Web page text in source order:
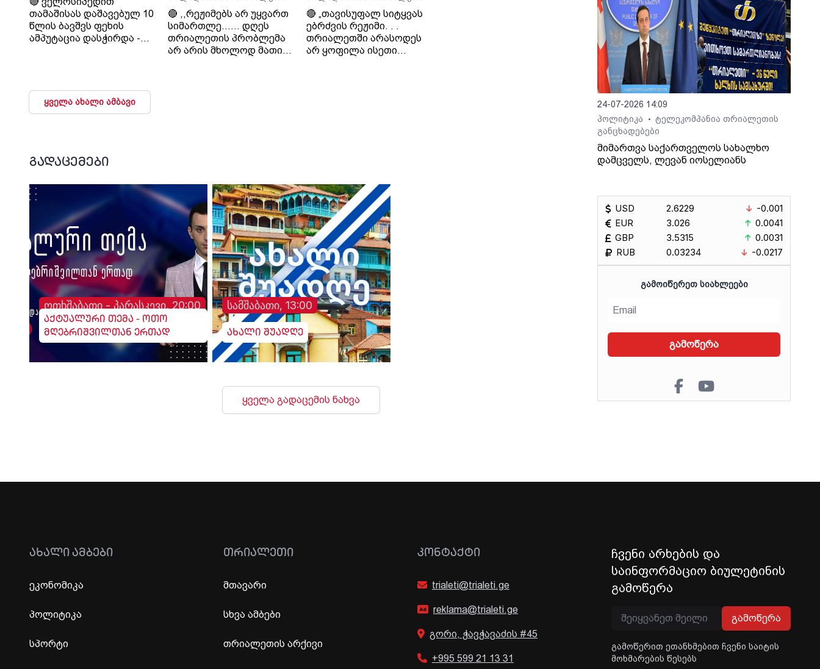
თამაშისას დაშავებულ 10
წლის ბავშვს ფეხის
ამპუტაცია დასჭირდა -
🔴 ,,რეჟიმებს არ უყვართ
სიმართლე...... დღეს
თრიალეთის პრობლემა
არ არის მხოლოდ მათი
🔴 „თავისუფალ სიტყვას
ებრძვის რეჟიმი. . .
თრიალეთში არასოდეს
არ ყოფილა ისეთი
ყველა ახალი ამბავი
გადაცემები
ოთხშაბათი - პარასკევი, 20:00
აქტუალური თემა - ოთო
მღებრიშვილთან ერთად
სამშაბათი, 13:00
ახალი შუადღე
ყველა გადაცემის ნახვა
24-07-2026 14:09
პოლიტიკა
•
ტელეკომპანია თრიალეთის
განცხადებები
მიმართვა საქართველოს სახალხო
დამცველს, ლევან იოსელიანს
USD
EUR
GBP
RUB
2.6229
3.026
3.5315
0.03234
-0.001
0.0041
0.0031
-0.0217
ᲒᲐᲛᲝᲘᲬᲔᲠᲔᲗ ᲡᲘᲐᲮᲚᲔᲔᲑᲘ
გამოწერა
ᲐᲮᲐᲚᲘ ᲐᲛᲑᲔᲑᲘ
ეკონომიკა
პოლიტიკა
სპორტი
ᲗᲠᲘᲐᲚᲔᲗᲘ
მთავარი
სხვა ამბები
თრიალეთის არქივი
ᲙᲝᲜᲢᲐᲥᲢᲘ
trialeti@trialeti.ge
reklama@trialeti.ge
გორი, ჭავჭავაძის #45
+995 599 21 13 31
ჩვენი არხების და
საინფორმაციო ბიულეტინის
გამოწერა
გამოწერა
გამოწერით ეთანხმებით ჩვენი საიტის
მოხმარების წესებს